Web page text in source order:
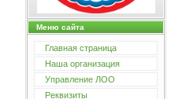
Меню сайта
Главная страница
Наша организация
Управление ЛОО
Реквизиты